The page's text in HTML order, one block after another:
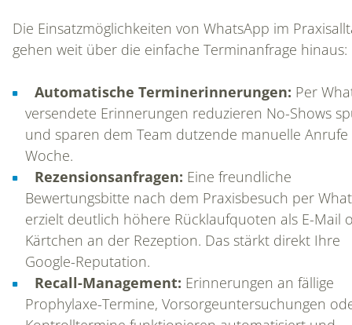
Die Einsatzmöglichkeiten von WhatsApp im
gehen weit über die einfache Terminanfrage hinaus:
Automatische Terminerinnerungen: Per
versendete Erinnerungen reduzieren No-Shows
und sparen dem Team dutzende manuelle
Woche.
Rezensionsanfragen: Eine freundliche
Bewertungsbitte nach dem Praxisbesuch per
erzielt deutlich höhere Rücklaufquoten als E-Mail
Kärtchen an der Rezeption. Das stärkt direkt Ihre
Google-Reputation.
Recall-Management: Erinnerungen an fällige
Prophylaxe-Termine, Vorsorgeuntersuchungen